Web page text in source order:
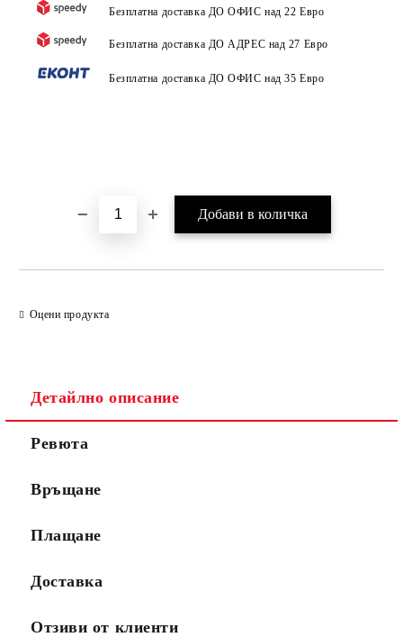
Безплатна доставка ДО ОФИС над 22 Евро
Безплатна доставка ДО АДРЕС над 27 Евро
Безплатна доставка ДО ОФИС над 35 Евро
Оцени продукта
Детайлно описание
Ревюта
Връщане
Плащане
Доставка
Отзиви от клиенти